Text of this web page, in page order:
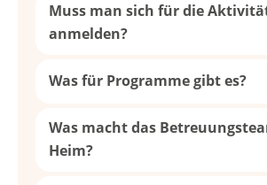
Muss man sich für die
anmelden?
Was für Programme gibt es?
Was macht das
Heim?